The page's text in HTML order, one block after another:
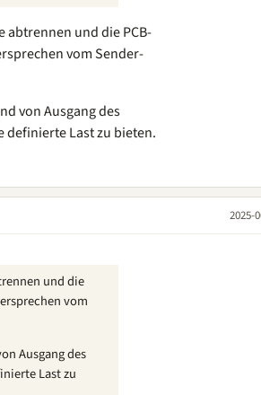
abtrennen und die PCB-
vom Sender-
von Ausgang des
definierte Last zu bieten.
2025-
und die
vom
Ausgang des
Last zu